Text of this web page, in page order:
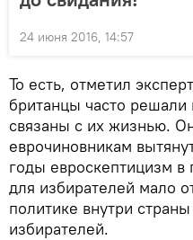
24 июня 2016, 14:57
То есть, отметил
британцы часто
связаны с их жизнью.
еврочиновникам
годы евроскептицизм в
для избирателей мало
политике внутри
избирателей.